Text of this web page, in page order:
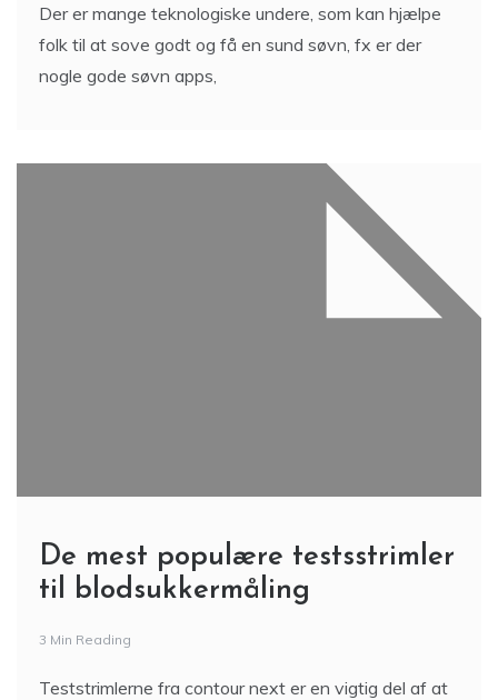
Der er mange teknologiske undere, som kan hjælpe
folk til at sove godt og få en sund søvn, fx er der
nogle gode søvn apps,
De mest populære testsstrimler
til blodsukkermåling
3 Min Reading
Teststrimlerne fra contour next er en vigtig del af at